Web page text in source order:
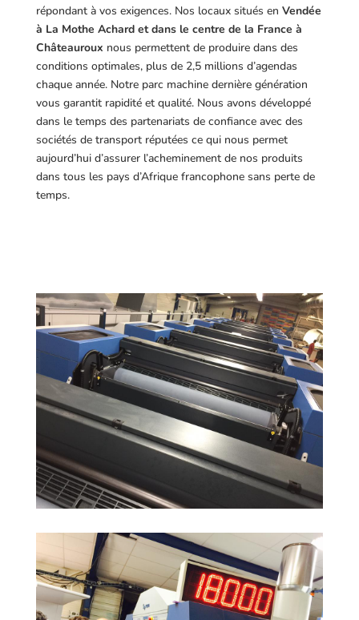
répondant à vos exigences. Nos locaux situés en Vendée
à La Mothe Achard et dans le centre de la France à
Châteauroux nous permettent de produire dans des
conditions optimales, plus de 2,5 millions d’agendas
chaque année. Notre parc machine dernière génération
vous garantit rapidité et qualité. Nous avons développé
dans le temps des partenariats de confiance avec des
sociétés de transport réputées ce qui nous permet
aujourd’hui d’assurer l’acheminement de nos produits
dans tous les pays d’Afrique francophone sans perte de
temps.